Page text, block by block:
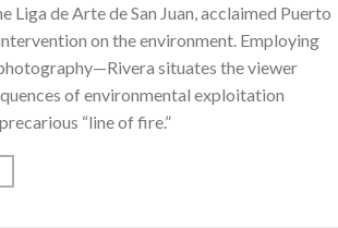
de Arte de San Juan, acclaimed Puerto
on the environment. Employing
situates the viewer
of environmental exploitation
“line of fire.”